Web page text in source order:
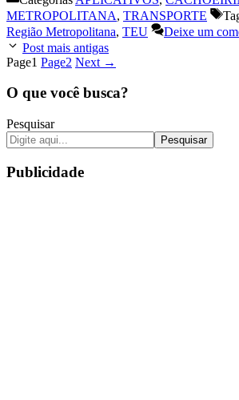
METROPOLITANA, TRANSPORTE
Região Metropolitana, TEU
Deixe um
Post mais antigas
Page1 Page2 Next →
O que você busca?
Pesquisar
Pesquisar
Publicidade